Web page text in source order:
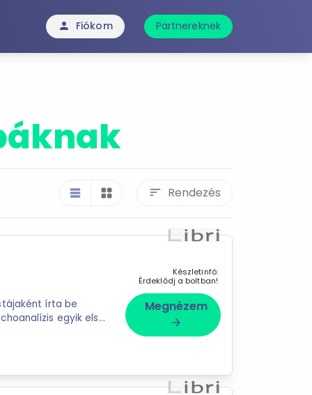
person Fiókom Partnereknek
table_rows grid_view sort Rendezés
írta be
egyik első
Készletinfó:
Érdeklődj a boltban!
Megnézem
arrow_forward